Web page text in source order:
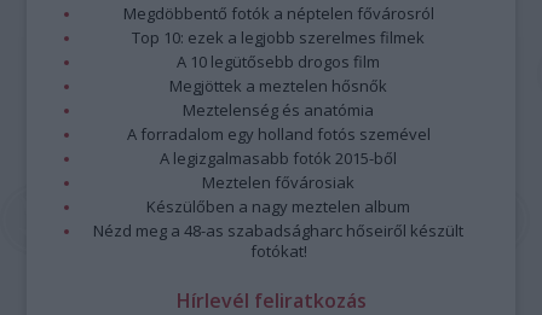
Megdöbbentő fotók a néptelen fővárosról
Top 10: ezek a legjobb szerelmes filmek
A 10 legütősebb drogos film
Megjöttek a meztelen hősnők
Meztelenség és anatómia
A forradalom egy holland fotós szemével
A legizgalmasabb fotók 2015-ből
Meztelen fővárosiak
Készülőben a nagy meztelen album
Nézd meg a 48-as szabadságharc hőseiről készült
fotókat!
Hírlevél feliratkozás